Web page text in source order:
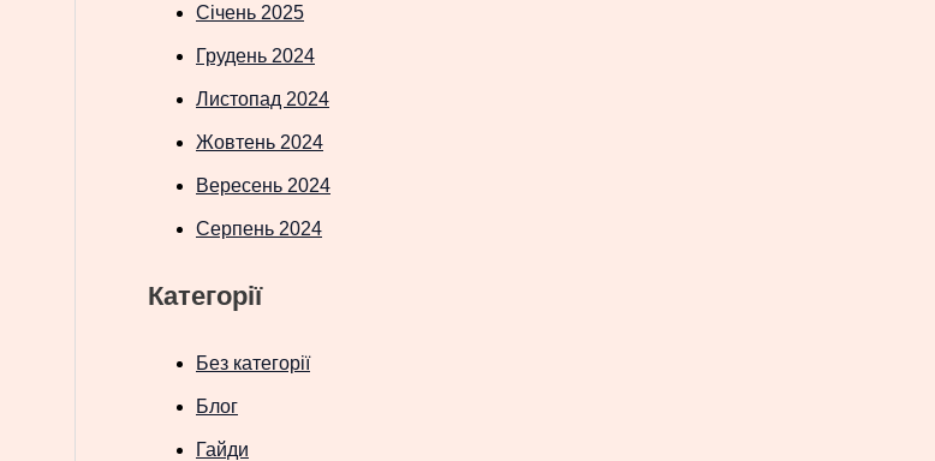
Січень 2025
Грудень 2024
Листопад 2024
Жовтень 2024
Вересень 2024
Серпень 2024
Категорії
Без категорії
Блог
Гайди